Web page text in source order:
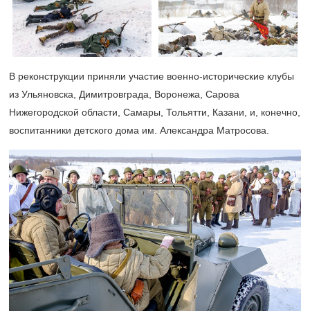
В реконструкции приняли участие военно-исторические клубы
из Ульяновска, Димитровграда, Воронежа, Сарова
Нижегородской области, Самары, Тольятти, Казани, и, конечно,
воспитанники детского дома им. Александра Матросова.